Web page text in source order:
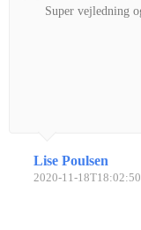
Super vejledning
Lise Poulsen
2020-11-